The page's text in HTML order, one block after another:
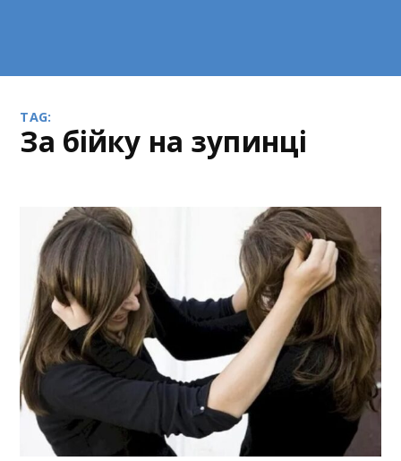
TAG:
за бійку на зупинці